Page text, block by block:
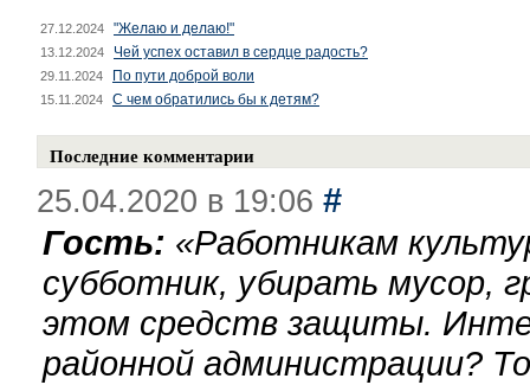
27.12.2024 "Желаю и делаю!"
13.12.2024 Чей успех оставил в сердце радость?
29.11.2024 По пути доброй воли
15.11.2024 С чем обратились бы к детям?
Последние комментарии
25.04.2020 в 19:06 #
Гость: «Работникам
субботник, убирать мусор,
этом средств защиты.
районной администрации?